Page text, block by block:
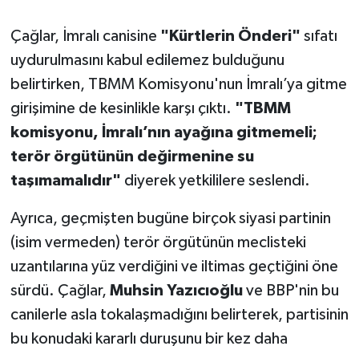
Çağlar, İmralı canisine "Kürtlerin Önderi" sıfatı
uydurulmasını kabul edilemez bulduğunu
belirtirken, TBMM Komisyonu'nun İmralı’ya gitme
girişimine de kesinlikle karşı çıktı. "TBMM
komisyonu, İmralı’nın ayağına gitmemeli;
terör örgütünün değirmenine su
taşımamalıdır" diyerek yetkililere seslendi.
Ayrıca, geçmişten bugüne birçok siyasi partinin
(isim vermeden) terör örgütünün meclisteki
uzantılarına yüz verdiğini ve iltimas geçtiğini öne
sürdü. Çağlar, Muhsin Yazıcıoğluve BBP'nin bu
canilerle asla tokalaşmadığını belirterek, partisinin
bu konudaki kararlı duruşunu bir kez daha